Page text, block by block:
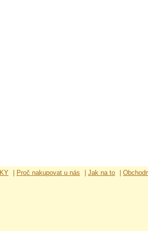
Proč nakupovat u nás Jak na to